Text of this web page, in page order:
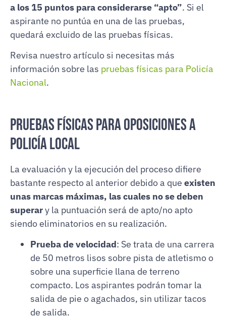
a los 15 puntos para considerarse “apto”. Si el
aspirante no puntúa en una de las pruebas,
quedará excluido de las pruebas físicas.
Revisa nuestro artículo si necesitas más
información sobre las pruebas físicas para Policía
Nacional.
Pruebas físicas para Oposiciones a
Policía Local
La evaluación y la ejecución del proceso difiere
bastante respecto al anterior debido a que existen
unas marcas máximas, las cuales no se deben
superary la puntuación será de apto/no apto
siendo eliminatorios en su realización.
Prueba de velocidad: Se trata de una carrera
de 50 metros lisos sobre pista de atletismo o
sobre una superficie llana de terreno
compacto. Los aspirantes podrán tomar la
salida de pie o agachados, sin utilizar tacos
de salida.